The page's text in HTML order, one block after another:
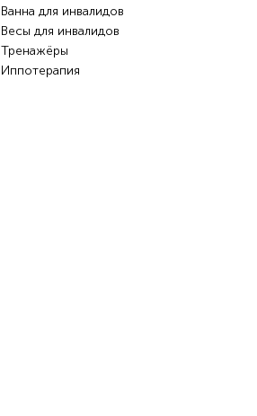
Кресло-коляски с
электроприводом
Оборудование с
Приставки для
Откашливатели
Ванна для инвалидов
Весы для инвалидов
Тренажёры
Иппотерапия